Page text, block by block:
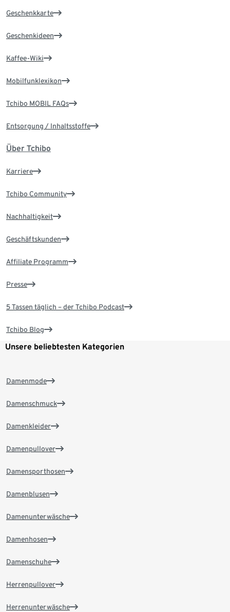
Geschenkkarte
Geschenkideen
Kaffee-Wiki
Mobilfunklexikon
Tchibo MOBIL FAQs
Entsorgung / Inhaltsstoffe
Über Tchibo
Karriere
Tchibo Community
Nachhaltigkeit
Geschäftskunden
Affiliate Programm
Presse
5 Tassen täglich – der Tchibo Podcast
Tchibo Blog
Unsere beliebtesten Kategorien
Damenmode
Damenschmuck
Damenkleider
Damenpullover
Damensporthosen
Damenblusen
Damenunterwäsche
Damenhosen
Damenschuhe
Herrenpullover
Herrenunterwäsche